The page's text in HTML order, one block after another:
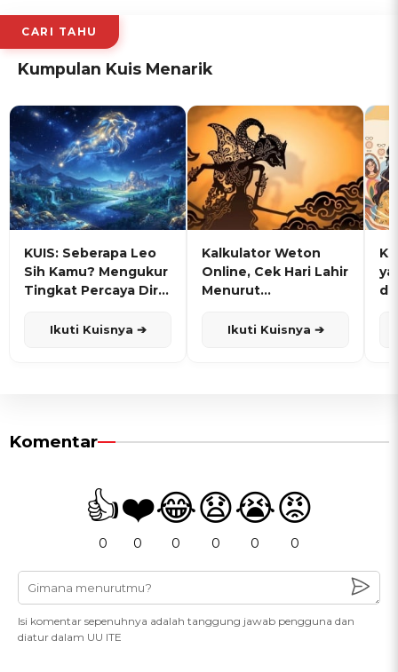
CARI TAHU
Kumpulan Kuis Menarik
KUIS: Seberapa Leo
Sih Kamu? Mengukur
Tingkat Percaya Diri
Ikuti Kuisnya ➔
Kalkulator Weton
Online, Cek Hari Lahir
Menurut
Ikuti Kuisnya ➔
Komentar
👍
0
❤️
0
😂
0
😧
0
😭
0
😡
0
Isi komentar sepenuhnya adalah tanggung jawab pengguna dan
diatur dalam UU ITE